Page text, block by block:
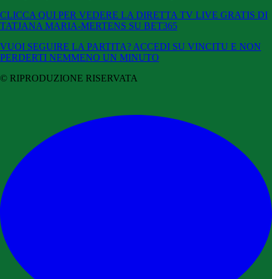
CLICCA QUI PER VEDERE LA DIRETTA TV LIVE GRATIS DI
TATJANA MARIA-MERTENS SU BET365
VUOI SEGUIRE LA PARTITA? ACCEDI SU VINCITU E NON
PERDERTI NEMMENO UN MINUTO
© RIPRODUZIONE RISERVATA